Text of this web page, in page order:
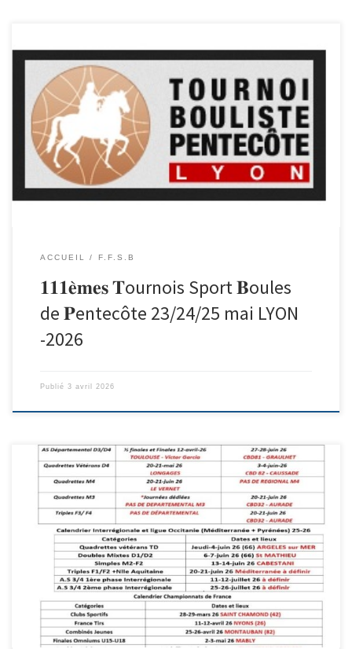
La légende continue ! Les Tournois Boulistes de Pentecôte — l’un
des événements les plus emblématiques du sport-boules en
France — reviennent pour une 111ème édition pleine d’émotions,
de rivalités et de convivialité. 𝗟𝗘𝗦 𝗜𝗡𝗦𝗖𝗥𝗜𝗣𝗧𝗜𝗢𝗡𝗦 𝗦𝗢𝗡𝗧
𝗢𝗨𝗩𝗘𝗥𝗧𝗘𝗦 ! Depuis plus d’un siècle, ces tournois attirent des
milliers de joueuses […]
ACCUEIL F.F.S.B
𝟏𝟏𝟏𝐞̀𝐦𝐞𝐬 𝐓ournois Sport 𝐁oules
de 𝐏entecôte 23/24/25 mai LYON
-2026
Publié 3 avril 2026